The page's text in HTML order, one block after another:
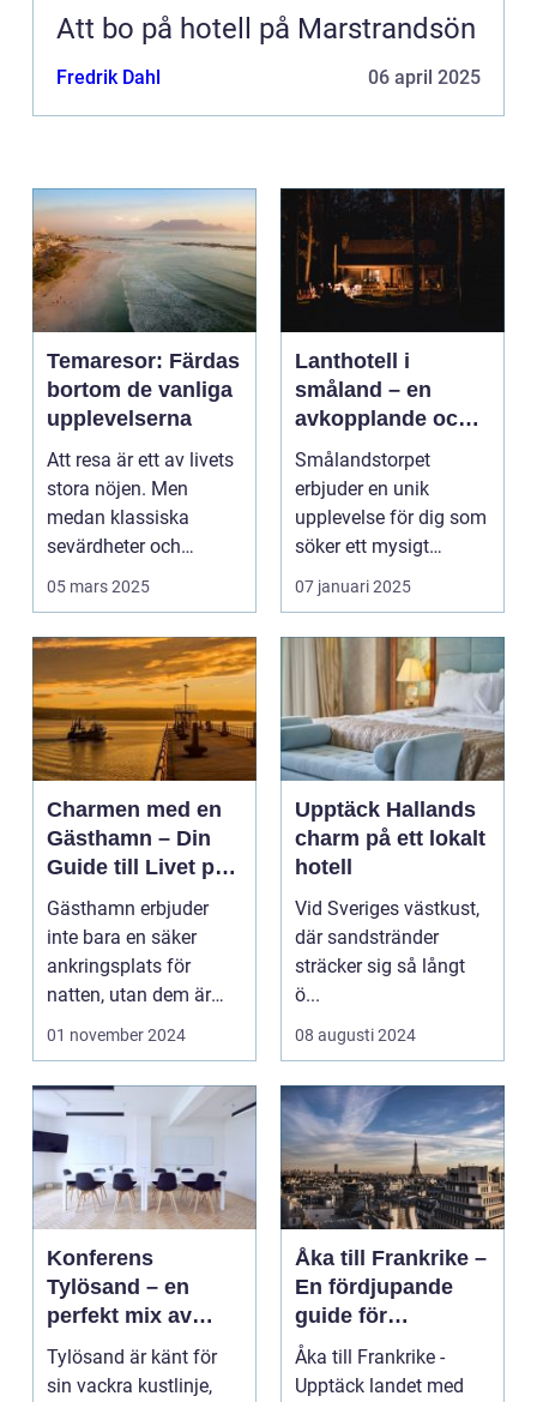
Att bo på hotell på Marstrandsön
Fredrik Dahl 06 april 2025
Temaresor: Färdas
bortom de vanliga
upplevelserna
Att resa är ett av livets
stora nöjen. Men
medan klassiska
sevärdheter och
typiska re...
05 mars 2025
Lanthotell i
småland – en
avkopplande och
hållbar vistelse på
smålandstorpet
Smålandstorpet
erbjuder en unik
upplevelse för dig som
söker ett mysigt
lanthotell i...
07 januari 2025
Charmen med en
Gästhamn – Din
Guide till Livet på
Bryggan
Gästhamn erbjuder
inte bara en säker
ankringsplats för
natten, utan dem är
ocks&...
01 november 2024
Upptäck Hallands
charm på ett lokalt
hotell
Vid Sveriges västkust,
där sandstränder
sträcker sig så långt
ö...
08 augusti 2024
Konferens
Tylösand – en
perfekt mix av
affär och nöje
Tylösand är känt för
sin vackra kustlinje,
Åka till Frankrike –
En fördjupande
guide för
resenärer
Åka till Frankrike -
Upptäck landet med